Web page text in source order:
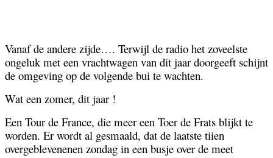
Vanaf de andere zijde…. Terwijl de radio het zoveelste
ongeluk met een vrachtwagen van dit jaar doorgeeft schijnt
de omgeving op de volgende bui te wachten.
Wat een zomer, dit jaar !
Een Tour de France, die meer een Toer de Frats blijkt te
worden. Er wordt al gesmaald, dat de laatste tiien
overgeblevenenen zondag in een busje over de meet